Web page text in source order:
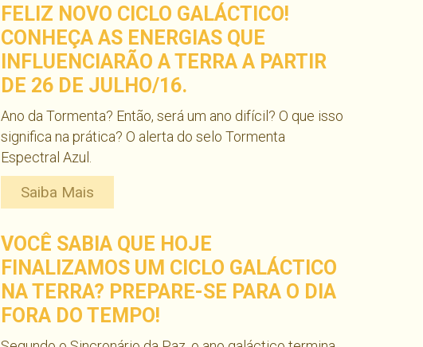
FELIZ NOVO CICLO GALÁCTICO!
CONHEÇA AS ENERGIAS QUE
INFLUENCIARÃO A TERRA A PARTIR
DE 26 DE JULHO/16.
Ano da Tormenta? Então, será um ano difícil? O que isso
significa na prática? O alerta do selo Tormenta
Espectral Azul.
Saiba Mais
VOCÊ SABIA QUE HOJE
FINALIZAMOS UM CICLO GALÁCTICO
NA TERRA? PREPARE-SE PARA O DIA
FORA DO TEMPO!